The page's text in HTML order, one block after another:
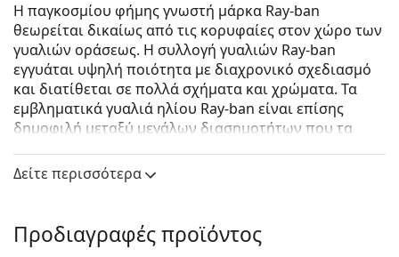
Η παγκοσμίου φήμης γνωστή μάρκα Ray-ban
θεωρείται δικαίως από τις κορυφαίες στον χώρο των
γυαλιών οράσεως. Η συλλογή γυαλιών Ray-ban
εγγυάται υψηλή ποιότητα με διαχρονικό σχεδιασμό
και διατίθεται σε πολλά σχήματα και χρώματα. Τα
εμβληματικά γυαλιά ηλίου Ray-ban είναι επίσης
δημοφιλή μεταξύ μεγάλων διασημοτήτων που τα
Ray-Ban Jackie Ohh II RB4098 642/A5 60
Δείτε πώς φαίνονται πάνω σας αυτά τα γυαλιά ηλίου
με τη λειτουργία του Εικονικού καθρέφτη του
Δείτε περισσότερα
Προδιαγραφές προϊόντος